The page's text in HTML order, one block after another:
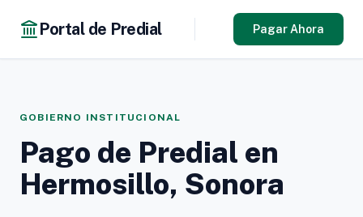
Portal de Predial Pagar Ahora
GOBIERNO INSTITUCIONAL
Pago de Predial en
Hermosillo, Sonora